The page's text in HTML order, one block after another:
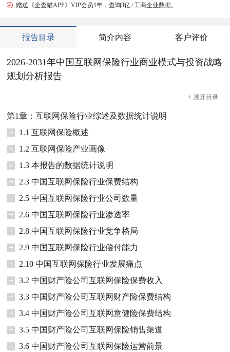
赠送《企查猫APP》VIP会员1年，查询3亿+工商企业数据。
报告目录 简介内容 客户评价
2026-2031年中国互联网保险行业商业模式与投资战略
规划分析报告
+ 展开目录
第1章：互联网保险行业综述及数据统计说明
+
1.1 互联网保险概述
+
1.2 互联网保险产业画像
+
1.3 本报告的数据统计说明
+
2.3 中国互联网保险行业保费结构
+
2.5 中国互联网保险行业公司数量
+
2.6 中国互联网保险行业渗透率
+
2.8 中国互联网保险行业竞争格局
+
2.9 中国互联网保险行业偿付能力
+
2.10 中国互联网保险行业发展痛点
+
3.2 中国财产险公司互联网保险保费收入
+
3.3 中国财产险公司互联网财产险保费结构
+
3.4 中国财产险公司互联网意健险保费结构
+
3.5 中国财产险公司互联网保险销售渠道
+
3.6 中国财产险公司互联网保险运营前景